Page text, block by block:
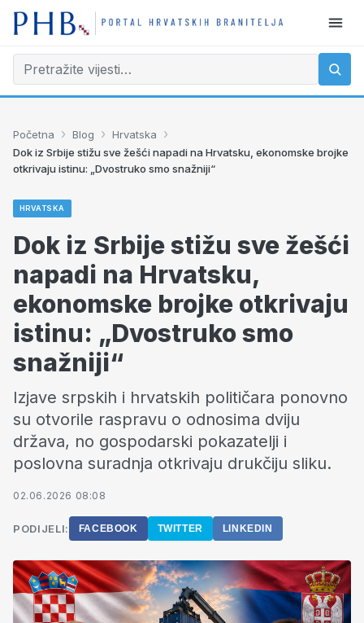
Početna › Blog › Hrvatska ›
Dok iz Srbije stižu sve žešći napadi na Hrvatsku, ekonomske brojke
otkrivaju istinu: „Dvostruko smo snažniji“
HRVATSKA
Dok iz Srbije stižu sve žešći
napadi na Hrvatsku,
ekonomske brojke otkrivaju
istinu: „Dvostruko smo
snažniji“
Izjave srpskih i hrvatskih političara ponovno
su otvorile raspravu o odnosima dviju
država, no gospodarski pokazatelji i
poslovna suradnja otkrivaju drukčiju sliku.
02.06.2026 08:08
PODIJELI: FACEBOOK TWITTER LINKEDIN